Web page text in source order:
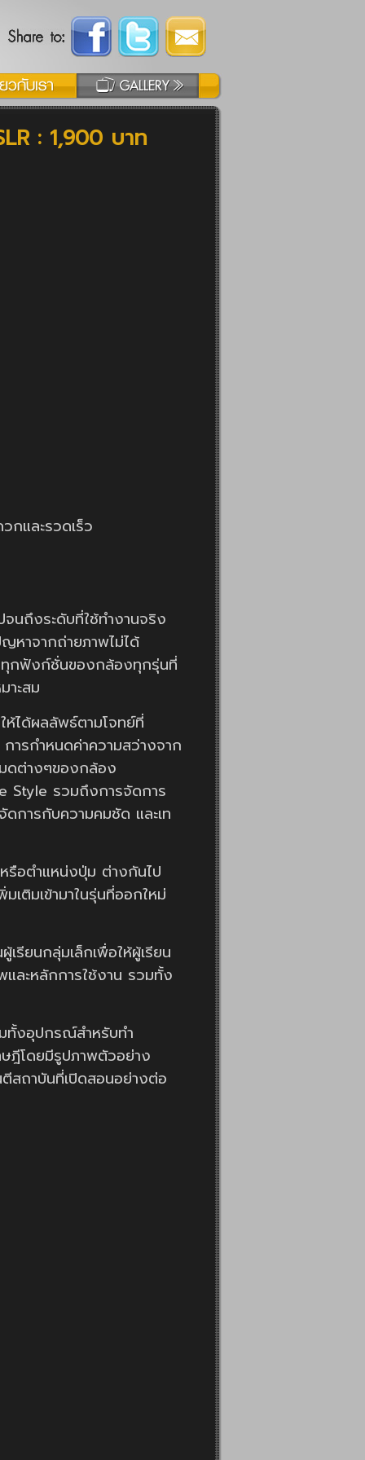
: 1,900 บาท
กและรวดเร็ว
นถึงระดับที่ใช้ทำงานจริง
หาจากถ่ายภาพไม่ได้
ทุกฟังก์ชั่นของกล้องทุกรุ่นที่
าะสม
ห้ได้ผลลัพธ์ตามโจทย์ที่
ารกำหนดค่าความสว่างจาก
มดต่างๆของกล้อง
Style รวมถึงการจัดการ
การกับความคมชัด และเท
อตำแหน่งปุ่ม ต่างกันไป
ติมเข้ามาในรุ่นที่ออกใหม่
รียนกลุ่มเล็กเพื่อให้ผู้เรียน
และหลักการใช้งาน รวมทั้ง
มทั้งอุปกรณ์สำหรับทำ
ษฎีโดยมีรูปภาพตัวอย่าง
สถาบันที่เปิดสอนอย่างต่อ